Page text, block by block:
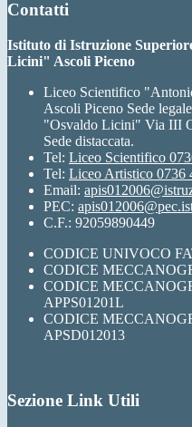
Contatti
Istituto di Istruzione
Licini" Ascoli Piceno
Liceo Scientifico
Ascoli Piceno Sede
"Osvaldo Licini" Via III
Sede distaccata.
Tel: Liceo Scientifico
Tel: Liceo Artistico 0736
Email:
PEC:
C.F.: 92059890449
CODICE UNIVOCO
CODICE
CODICE
APPS01201L
CODICE
APSD012013
Sezione Link Utili